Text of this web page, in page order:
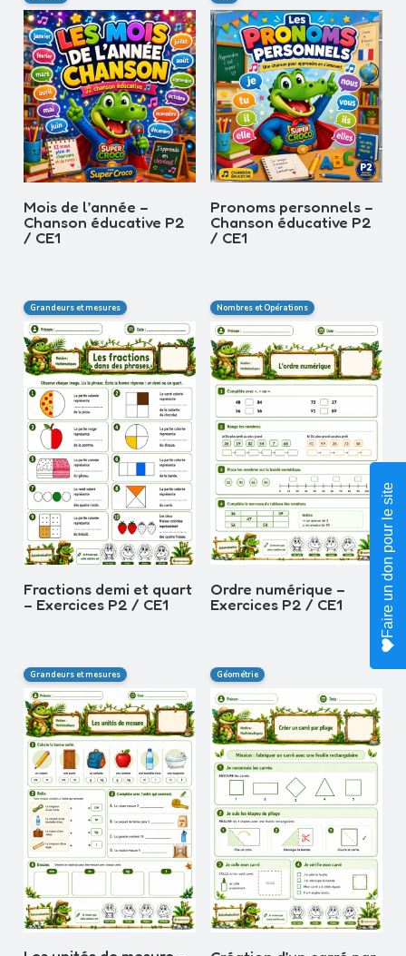
Mois de l’année –
Chanson éducative P2
/ CE1
Pronoms personnels –
Chanson éducative P2
/ CE1
Grandeurs et mesures
Fractions demi et quart
– Exercices P2 / CE1
Nombres et Opérations
Ordre numérique –
Exercices P2 / CE1
Grandeurs et mesures Géométrie
Faire un don pour le site